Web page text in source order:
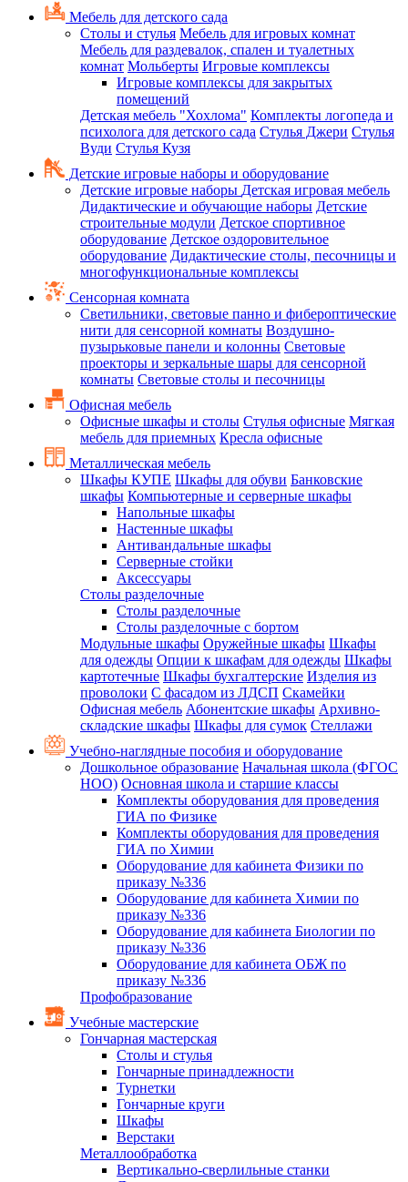
Мебель для детского сада
Столы и стулья Мебель для игровых комнат
Мебель для раздевалок, спален и туалетных
комнат Мольберты Игровые комплексы
Игровые комплексы для закрытых
помещений
Детская мебель "Хохлома" Комплекты логопеда и
психолога для детского сада Стулья Джери Стулья
Вуди Стулья Кузя
Детские игровые наборы и оборудование
Детские игровые наборы Детская игровая мебель
Дидактические и обучающие наборы Детские
строительные модули Детское спортивное
оборудование Детское оздоровительное
оборудование Дидактические столы, песочницы и
многофункциональные комплексы
Сенсорная комната
Светильники, световые панно и фибероптические
нити для сенсорной комнаты Воздушно-
пузырьковые панели и колонны Световые
проекторы и зеркальные шары для сенсорной
комнаты Световые столы и песочницы
Офисная мебель
Офисные шкафы и столы Стулья офисные Мягкая
мебель для приемных Кресла офисные
Металлическая мебель
Шкафы КУПЕ Шкафы для обуви Банковские
шкафы Компьютерные и серверные шкафы
Напольные шкафы
Настенные шкафы
Антивандальные шкафы
Серверные стойки
Аксессуары
Столы разделочные
Столы разделочные
Столы разделочные с бортом
Модульные шкафы Оружейные шкафы Шкафы
для одежды Опции к шкафам для одежды Шкафы
картотечные Шкафы бухгалтерские Изделия из
проволоки С фасадом из ЛДСП Скамейки
Офисная мебель Абонентские шкафы Архивно-
складские шкафы Шкафы для сумок Стеллажи
Учебно-наглядные пособия и оборудование
Дошкольное образование Начальная школа (ФГОС
НОО) Основная школа и старшие классы
Комплекты оборудования для проведения
ГИА по Физике
Комплекты оборудования для проведения
ГИА по Химии
Оборудование для кабинета Физики по
приказу №336
Оборудование для кабинета Химии по
приказу №336
Оборудование для кабинета Биологии по
приказу №336
Оборудование для кабинета ОБЖ по
приказу №336
Профобразование
Учебные мастерские
Гончарная мастерская
Столы и стулья
Гончарные принадлежности
Турнетки
Гончарные круги
Шкафы
Верстаки
Металлообработка
Вертикально-сверлильные станки